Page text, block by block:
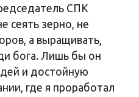
СПК
сеять зерно, не
а выращивать,
бога. Лишь бы он
и достойную
где я проработал